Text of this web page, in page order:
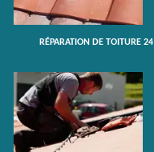
RÉPARATION DE TOITURE 24